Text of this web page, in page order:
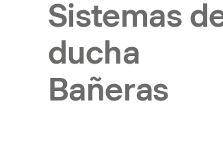
Sistemas
ducha
Bañeras